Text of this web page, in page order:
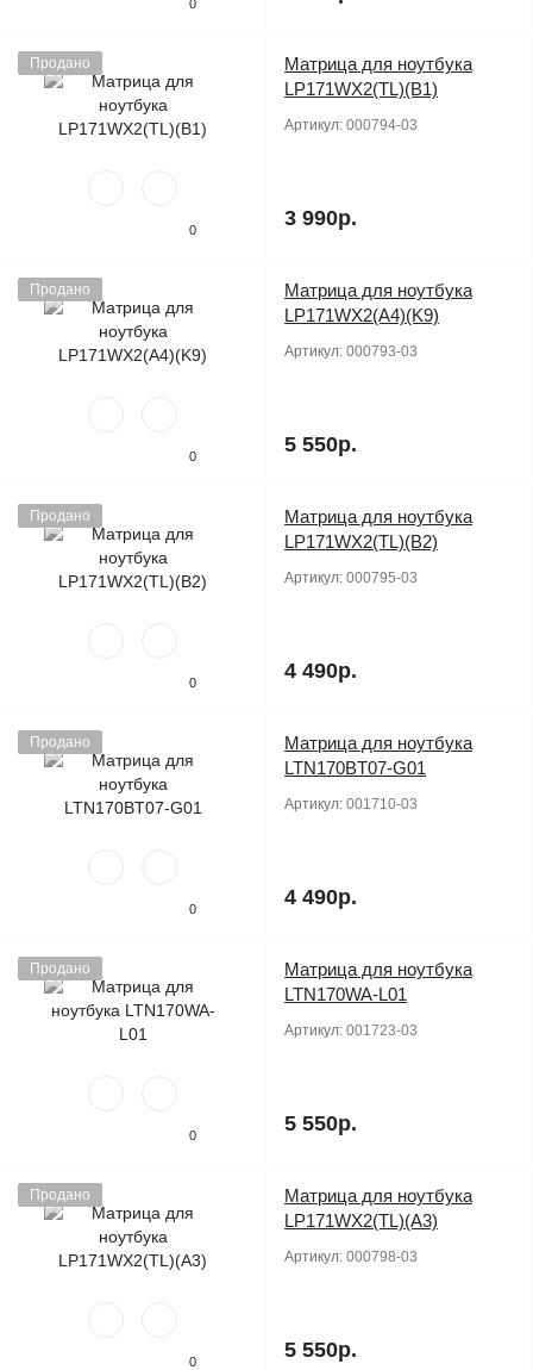
0
Продано
0
Матрица для ноутбука
LP171WX2(TL)(B1)
Артикул: 000794-03
3 990р.
Продано
0
Матрица для ноутбука
LP171WX2(A4)(K9)
Артикул: 000793-03
5 550р.
Продано
0
Матрица для ноутбука
LP171WX2(TL)(B2)
Артикул: 000795-03
4 490р.
Продано
0
Матрица для ноутбука
LTN170BT07-G01
Артикул: 001710-03
4 490р.
Продано
0
Матрица для ноутбука
LTN170WA-L01
Артикул: 001723-03
5 550р.
Продано
0
Матрица для ноутбука
LP171WX2(TL)(A3)
Артикул: 000798-03
5 550р.